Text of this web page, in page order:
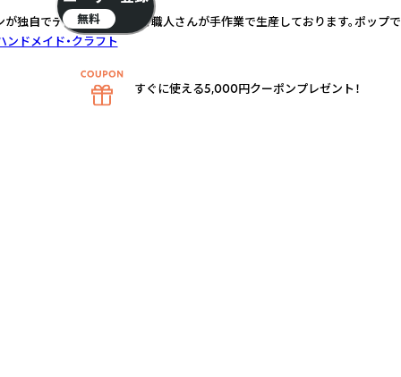
独自でデザインし、韓国で職人さんが手作業で生産しております。ポップ
ンドメイド・クラフト
無料
すぐに使える5,000円クーポンプレゼント！